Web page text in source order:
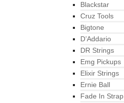
Blackstar
Cruz Tools
Bigtone
D’Addario
DR Strings
Emg Pickups
Elixir Strings
Ernie Ball
Fade In Strap